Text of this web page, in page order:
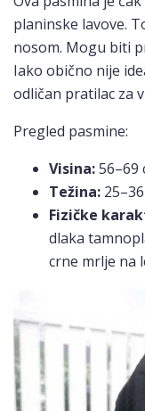
planinske lavove.
nosom. Mogu biti
Iako obično nije
odličan pratilac za
Pregled pasmine:
Visina:56–69
Težina:
Fizičke
dlaka
crne mrlje na